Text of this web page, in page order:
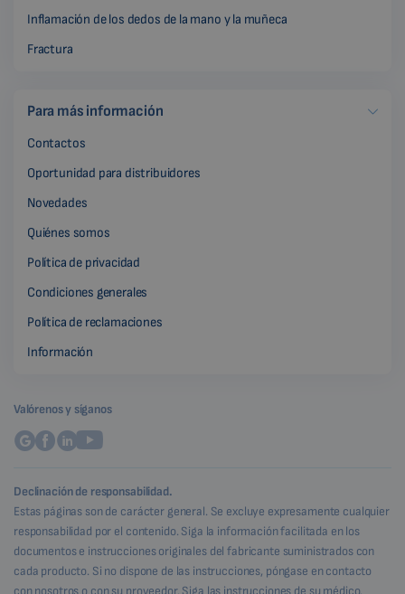
Inflamación de los dedos de la mano y la muñeca
Fractura
Para más información
Contactos
Oportunidad para distribuidores
Novedades
Quiénes somos
Política de privacidad
Condiciones generales
Política de reclamaciones
Información
Valórenos y síganos
Declinación de responsabilidad.
Estas páginas son de carácter general. Se excluye expresamente cualquier
responsabilidad por el contenido. Siga la información facilitada en los
documentos e instrucciones originales del fabricante suministrados con
cada producto. Si no dispone de las instrucciones, póngase en contacto